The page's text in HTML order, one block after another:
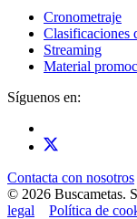
Cronometraje
Clasificaciones
Streaming
Material
Síguenos en:
Contacta con nosotros
© 2026 Buscametas.
legal
Política de